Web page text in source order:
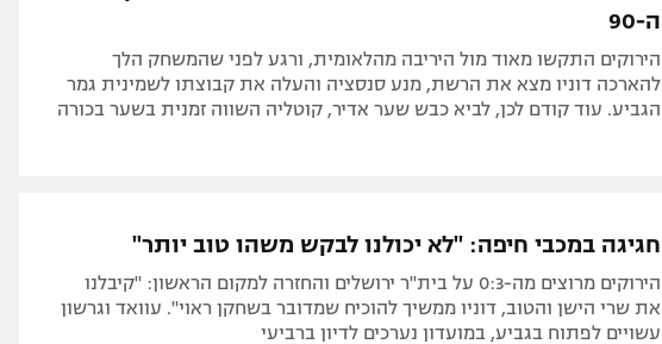
ה-90
הירוקים התקשו מאוד מול היריבה מהלאומית, ורגע לפני שהמשחק הלך
להארכה דוניו מצא את הרשת, מנע סנסציה והעלה את קבוצתו לשמינית גמר
הגביע. עוד קודם לכן, לביא כבש שער אדיר, קוטליה השווה זמנית בשער בכורה
חגיגה במכבי חיפה: "לא יכולנו לבקש משהו טוב יותר"
הירוקים מרוצים מה-0:3 על בית"ר ירושלים והחזרה למקום הראשון: "קיבלנו
את שרי הישן והטוב, דוניו ממשיך להוכיח שמדובר בשחקן ראוי". עוואד וגרשון
עשויים לפתוח בגביע, במועדון נערכים לדיון ברביעי